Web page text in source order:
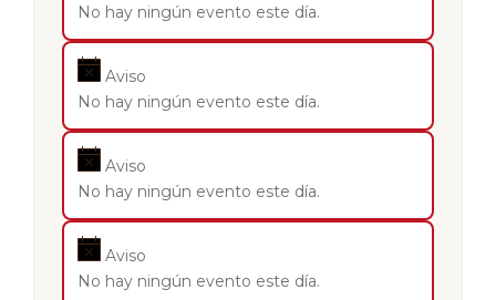
No hay ningún evento este día.
Aviso
No hay ningún evento este día.
Aviso
No hay ningún evento este día.
Aviso
No hay ningún evento este día.